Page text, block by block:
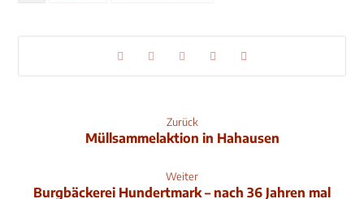
Zurück
Müllsammelaktion in Hahausen
Weiter
Burgbäckerei Hundertmark – nach 36 Jahren mal